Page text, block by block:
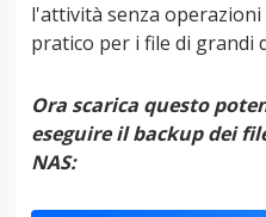
l'attività senza operazioni
pratico per i file di grandi
Ora scarica questo
eseguire il backup dei
NAS: